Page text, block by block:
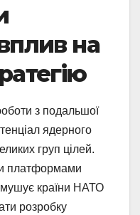
на
з подальшої
ядерного
груп цілей.
платформами
країни НАТО
розробку